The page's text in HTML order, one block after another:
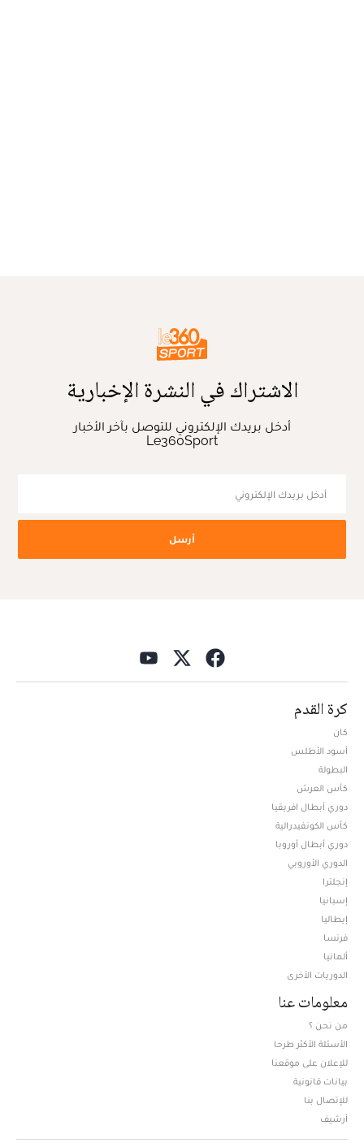
الاشتراك في النشرة الإخبارية
أدخل بريدك الإلكتروني للتوصل بآخر الأخبار
Le360Sport
أرسل
كرة القدم
كان
أسود الأطلس
البطولة
كأس العرش
دوري أبطال افريقيا
كأس الكونفيدرالية
دوري أبطال أوروبا
الدوري الأوروبي
إنجلترا
إسبانيا
إيطاليا
فرنسا
ألمانيا
الدوريات الأخرى
معلومات عنا
من نحن ؟
الأسئلة الأكثر طرحا
للإعلان على موقعنا
بيانات قانونية
للإتصال بنا
أرشيف